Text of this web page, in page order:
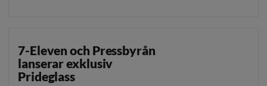
7-Eleven och Pressbyrån
lanserar exklusiv
Prideglass